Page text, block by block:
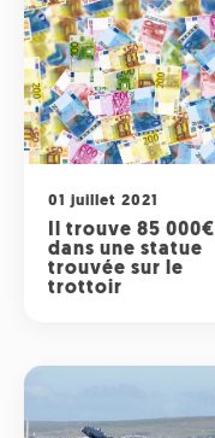
01 juillet 2021
Il trouve 85 000€
dans une statue
trouvée sur le
trottoir